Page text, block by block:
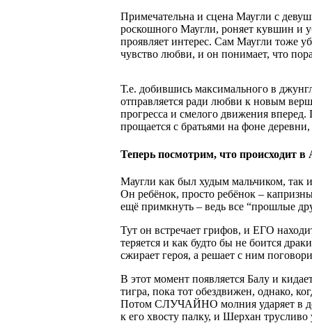
Примечательна и сцена Маугли с
роскошного Маугли, роняет кувшин и
проявляет интерес. Сам Маугли тоже
чувство любви, и он понимает, что
Т.е. добившись максимального в
отправляется ради любви к новым
прогресса и смелого движения
прощается с братьями на фоне
Теперь посмотрим, что происходит
Маугли как был худым мальчиком, так
Он ребёнок, просто ребёнок –
ещё примкнуть – ведь все “прошлые
Тут он встречает грифов, и ЕГО
теряется и как будто бы не боится
сжирает героя, а решает с ним
В этот момент появляется Балу и
тигра, пока тот обездвижен, однако,
Потом СЛУЧАЙНО молния ударяет в
к его хвосту палку, и Шерхан